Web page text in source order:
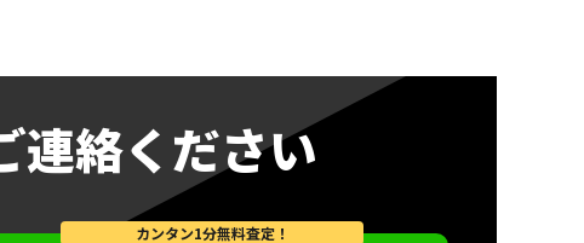
連絡ください
カンタン1分無料査定！